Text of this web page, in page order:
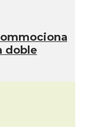
doble